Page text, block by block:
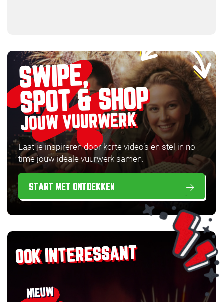
SWIPE,
SPOT & SHOP
JOUW VUURWERK
Laat je inspireren door korte video’s en stel in no-
time jouw ideale vuurwerk samen.
START MET ONTDEKKEN
OOK INTERESSANT
NIEUW